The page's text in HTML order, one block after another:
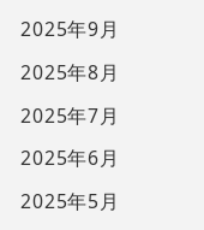
2025年9月
2025年8月
2025年7月
2025年6月
2025年5月